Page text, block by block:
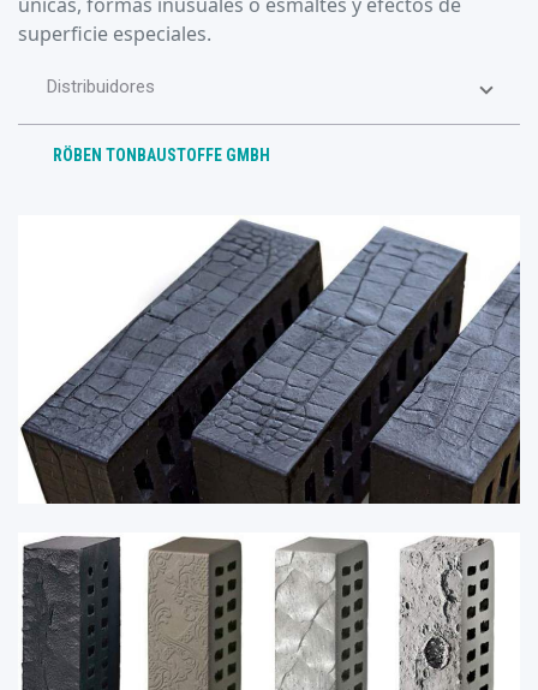
superficie especiales.
Distribuidores
RÖBEN TONBAUSTOFFE GMBH